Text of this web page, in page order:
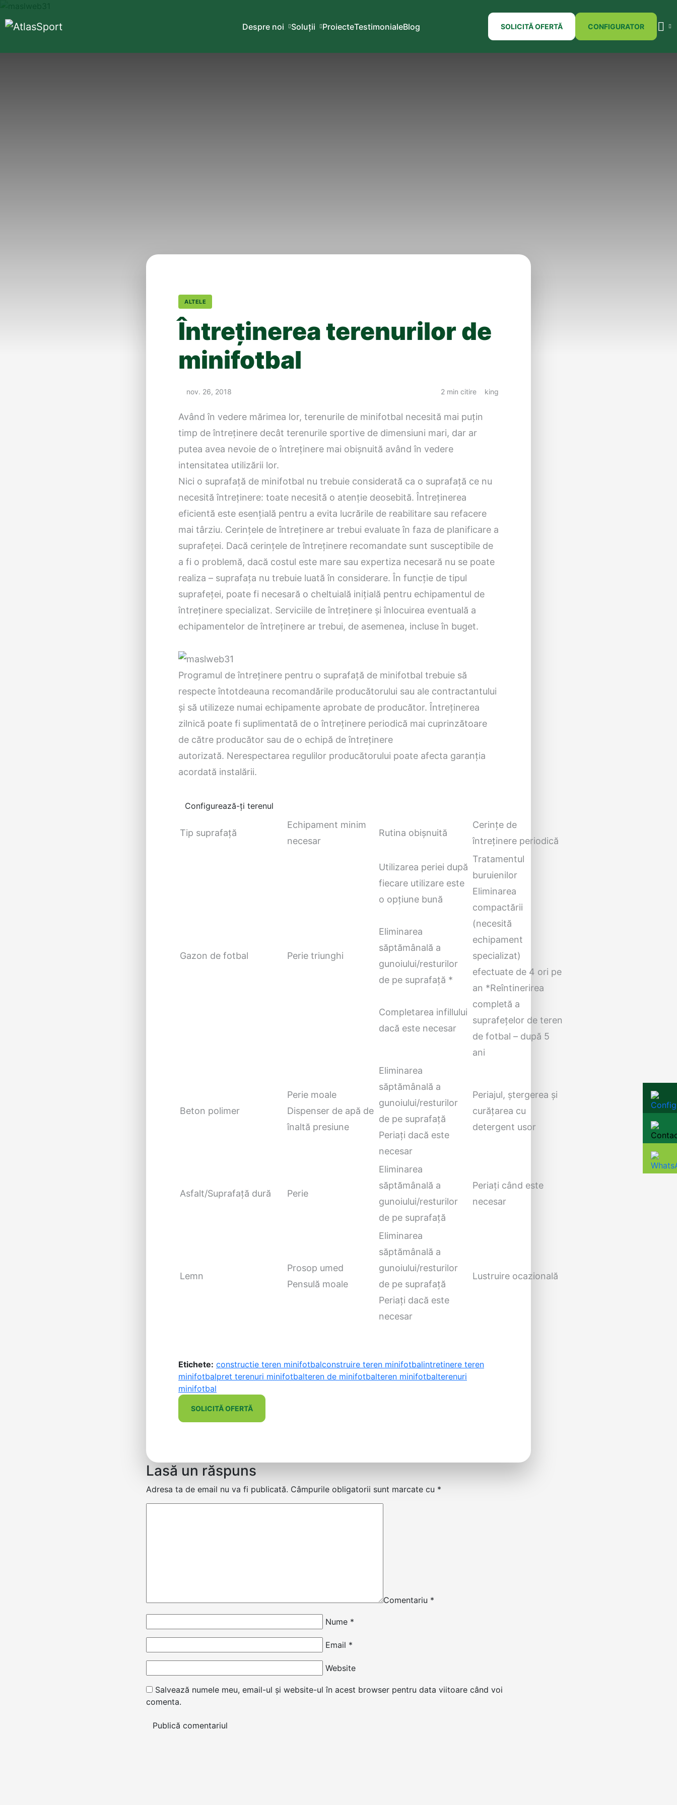
Despre noi Soluții ProiecteTestimonialeBlog SOLICITĂ OFERTĂ CONFIGURATOR
ALTELE
Întreținerea terenurilor de
minifotbal
nov. 26, 2018 2 min citire king
Având în vedere mărimea lor, terenurile de minifotbal necesită mai puțin
timp de întreținere decât terenurile sportive de dimensiuni mari, dar ar
putea avea nevoie de o întreținere mai obișnuită având în vedere
intensitatea utilizării lor.
Nici o suprafață de minifotbal nu trebuie considerată ca o suprafață ce nu
necesită întreținere: toate necesită o atenție deosebită. Întreținerea
eficientă este esențială pentru a evita lucrările de reabilitare sau refacere
mai târziu. Cerințele de întreținere ar trebui evaluate în faza de planificare a
suprafeței. Dacă cerințele de întreținere recomandate sunt susceptibile de
a fi o problemă, dacă costul este mare sau expertiza necesară nu se poate
realiza – suprafața nu trebuie luată în considerare. În funcție de tipul
suprafeței, poate fi necesară o cheltuială inițială pentru echipamentul de
întreținere specializat. Serviciile de întreținere și înlocuirea eventuală a
echipamentelor de întreținere ar trebui, de asemenea, incluse în buget.
Programul de întreținere pentru o suprafață de minifotbal trebuie să
respecte întotdeauna recomandările producătorului sau ale contractantului
și să utilizeze numai echipamente aprobate de producător. Întreținerea
zilnică poate fi suplimentată de o întreținere periodică mai cuprinzătoare
de către producător sau de o echipă de întreținere
autorizată. Nerespectarea regulilor producătorului poate afecta garanția
acordată instalării.
Configurează-ți terenul
Tip suprafață
Echipament minim
necesar
Rutina obișnuită
Cerințe de
întreținere periodică
Gazon de fotbal Perie triunghi
Utilizarea periei după
fiecare utilizare este
o opțiune bună
Eliminarea
săptămânală a
gunoiului/resturilor
de pe suprafață *
Completarea infillului
dacă este necesar
Tratamentul
buruienilor
Eliminarea
compactării
(necesită
echipament
specializat)
efectuate de 4 ori pe
an *Reîntinerirea
completă a
suprafețelor de teren
de fotbal – după 5
ani
Beton polimer
Perie moale
Dispenser de apă de
înaltă presiune
Eliminarea
săptămânală a
gunoiului/resturilor
de pe suprafață
Periați dacă este
necesar
Periajul, ștergerea și
curățarea cu
detergent usor
Asfalt/Suprafață dură Perie
Eliminarea
săptămânală a
gunoiului/resturilor
de pe suprafață
Periați când este
necesar
Lemn
Prosop umed
Pensulă moale
Eliminarea
săptămânală a
gunoiului/resturilor
de pe suprafață
Periați dacă este
necesar
Lustruire ocazională
Etichete: constructie teren minifotbalconstruire teren minifotbalintretinere teren
minifotbalpret terenuri minifotbalteren de minifotbalteren minifotbalterenuri
minifotbal
SOLICITĂ OFERTĂ
Lasă un răspuns
Adresa ta de email nu va fi publicată. Câmpurile obligatorii sunt marcate cu *
Comentariu *
Nume *
Email *
Website
Salvează numele meu, email-ul și website-ul în acest browser pentru data viitoare când voi
comenta.